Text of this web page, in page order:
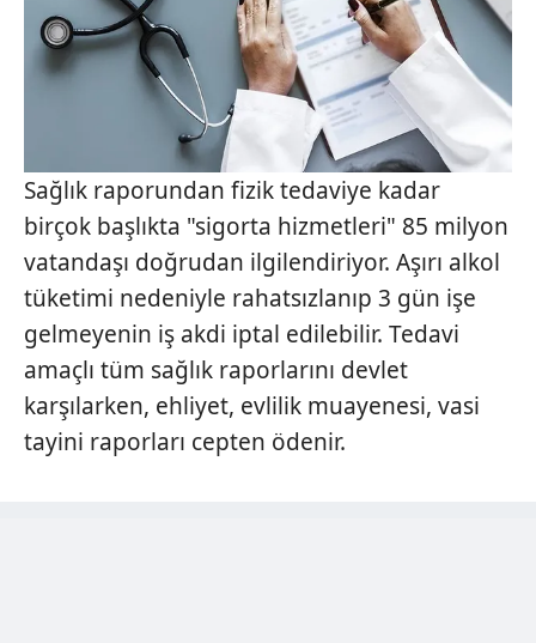
Sağlık raporundan fizik tedaviye kadar
birçok başlıkta "sigorta hizmetleri" 85 milyon
vatandaşı doğrudan ilgilendiriyor. Aşırı alkol
tüketimi nedeniyle rahatsızlanıp 3 gün işe
gelmeyenin iş akdi iptal edilebilir. Tedavi
amaçlı tüm sağlık raporlarını devlet
karşılarken, ehliyet, evlilik muayenesi, vasi
tayini raporları cepten ödenir.